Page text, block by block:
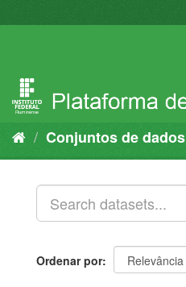
para
Conjuntos de dados
Ordenar por